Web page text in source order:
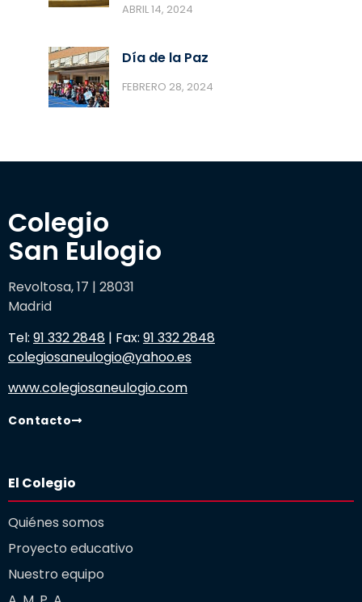
ABRIL 14, 2024
Día de la Paz
FEBRERO 28, 2024
Colegio
San Eulogio
Revoltosa, 17 | 28031
Madrid
Tel: 91 332 2848 | Fax: 91 332 2848
colegiosaneulogio@yahoo.es
www.colegiosaneulogio.com
Contacto
El Colegio
Quiénes somos
Proyecto educativo
Nuestro equipo